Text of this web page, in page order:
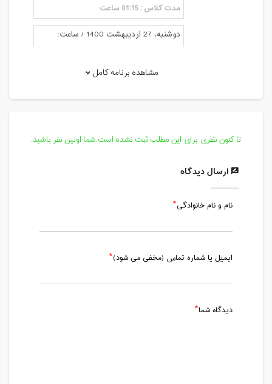
مدت کلاس : 01:15 ساعت
دوشنبه، 27 اردیبهشت 1400 / ساعت:
مدت کلاس : 01:15 ساعت
مدت کلاس : 01:15 ساعت
مشاهده برنامه کامل
تا کنون نظری برای این مطلب ثبت نشده است.شما اولین نفر باشید.
ارسال دیدگاه
نام و نام خانوادگی
ایمیل یا شماره تماس (مخفی می شود)
دیدگاه شما